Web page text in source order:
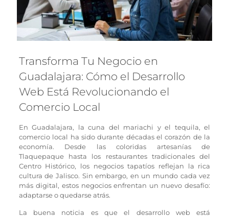
Transforma Tu Negocio en
Guadalajara: Cómo el Desarrollo
Web Está Revolucionando el
Comercio Local
En Guadalajara, la cuna del mariachi y el tequila, el
comercio local ha sido durante décadas el corazón de la
economía. Desde las coloridas artesanías de
Tlaquepaque hasta los restaurantes tradicionales del
Centro Histórico, los negocios tapatíos reflejan la rica
cultura de Jalisco. Sin embargo, en un mundo cada vez
más digital, estos negocios enfrentan un nuevo desafío:
adaptarse o quedarse atrás.
La buena noticia es que el desarrollo web está